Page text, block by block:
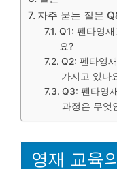
자주 묻는 질문
Q1: 펜타영
요?
Q2: 펜타영
가지고 있나
Q3: 펜타영
과정은 무엇
영재 교육